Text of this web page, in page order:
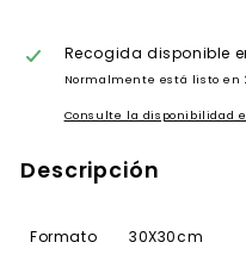
Recogida disponible
Normalmente está listo en
Consulte la disponibilidad
Descripción
Formato
30X30cm